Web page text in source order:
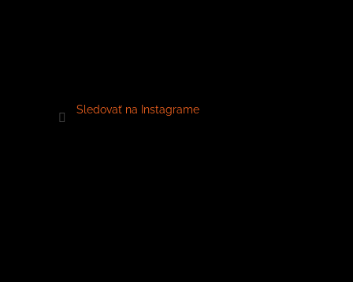
Sledovať na Instagrame